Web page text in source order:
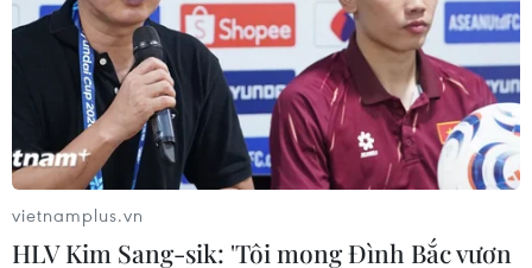
#PlayStation 4 #Xbox One #Tính năng #Sony
vietnamplus.vn
HLV Kim Sang-sik: 'Tôi mong Đình Bắc vươn